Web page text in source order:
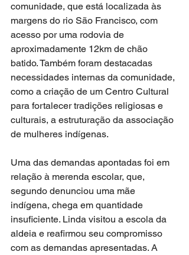
comunidade, que está localizada às
margens do rio São Francisco, com
acesso por uma rodovia de
aproximadamente 12km de chão
batido. Também foram destacadas
necessidades internas da comunidade,
como a criação de um Centro Cultural
para fortalecer tradições religiosas e
culturais, a estruturação da associação
de mulheres indígenas.
Uma das demandas apontadas foi em
relação à merenda escolar, que,
segundo denunciou uma mãe
indígena, chega em quantidade
insuficiente. Linda visitou a escola da
aldeia e reafirmou seu compromisso
com as demandas apresentadas. A